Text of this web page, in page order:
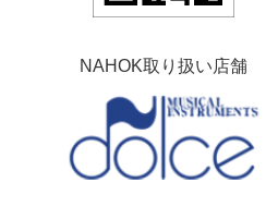
NAHOK取り扱い店舗